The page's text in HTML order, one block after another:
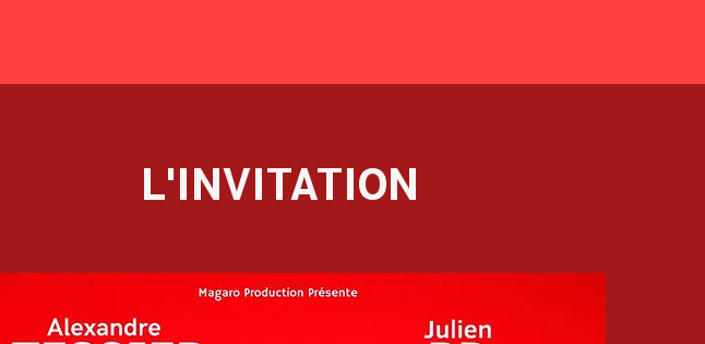
L'INVITATION